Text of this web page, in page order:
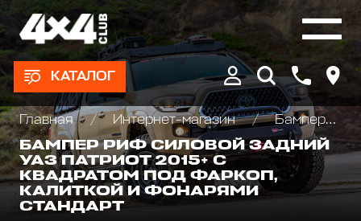
КАТАЛОГ
Главная Интернет-магазин
Бамперы и пороги силовые, площадки под лебедку
БАМПЕР РИФ СИЛОВОЙ ЗАДНИЙ
УАЗ ПАТРИОТ 2015+ С
КВАДРАТОМ ПОД ФАРКОП,
КАЛИТКОЙ И ФОНАРЯМИ
СТАНДАРТ